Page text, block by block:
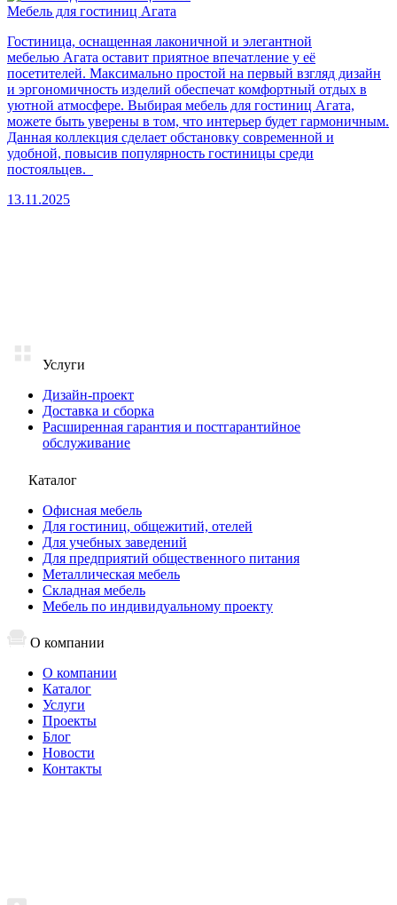
Мебель для гостиниц Агата
Гостиница, оснащенная лаконичной и элегантной
мебелью Агата оставит приятное впечатление у её
посетителей. Максимально простой на первый взгляд дизайн
и эргономичность изделий обеспечат комфортный отдых в
уютной атмосфере. Выбирая мебель для гостиниц Агата,
можете быть уверены в том, что интерьер будет гармоничным.
Данная коллекция сделает обстановку современной и
удобной, повысив популярность гостиницы среди
постояльцев.
13.11.2025
Услуги
Дизайн-проект
Доставка и сборка
Расширенная гарантия и постгарантийное
обслуживание
Каталог
Офисная мебель
Для гостиниц, общежитий, отелей
Для учебных заведений
Для предприятий общественного питания
Металлическая мебель
Складная мебель
Мебель по индивидуальному проекту
О компании
О компании
Каталог
Услуги
Проекты
Блог
Новости
Контакты